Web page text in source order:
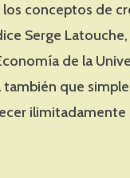
conceptos de
Serge
de la
también que